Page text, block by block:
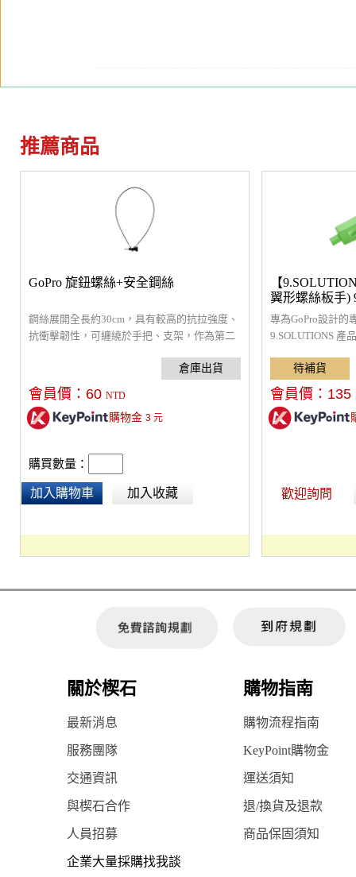
推薦商品
GoPro 旋鈕螺絲+安全鋼絲
鋼絲展開全長約30cm，具有較高的抗拉強度、
抗衝擊韌性，可纏繞於手把、支架，作為第二
會員價： 60 NTD
購物金 3元
購買數量：
加入購物車 加入收藏
【
翼形螺絲板手)
專為GoPro設計的
9.SOLUTIONS 產
會員價： 135
歡迎詢問
關於楔石 購物指南
最新消息 購物流程指南
服務團隊 KeyPoint購物金
交通資訊 運送須知
與楔石合作 退/換貨及退款
人員招募 商品保固須知
企業大量採購找我談